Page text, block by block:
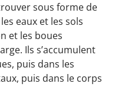
sous forme de
eaux et les sols
et les boues
Ils s’accumulent
puis dans les
puis dans le corps